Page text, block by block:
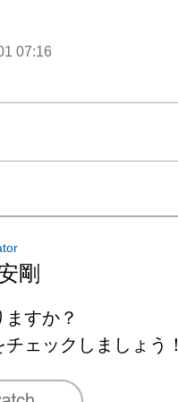
07:16
剛
すか？
ェックしましょう！